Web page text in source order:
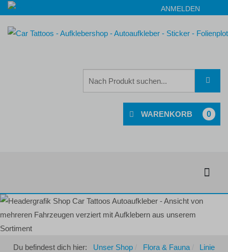
ANMELDEN
0
Du befindest dich hier: Unser Shop Flora & Fauna
Linie